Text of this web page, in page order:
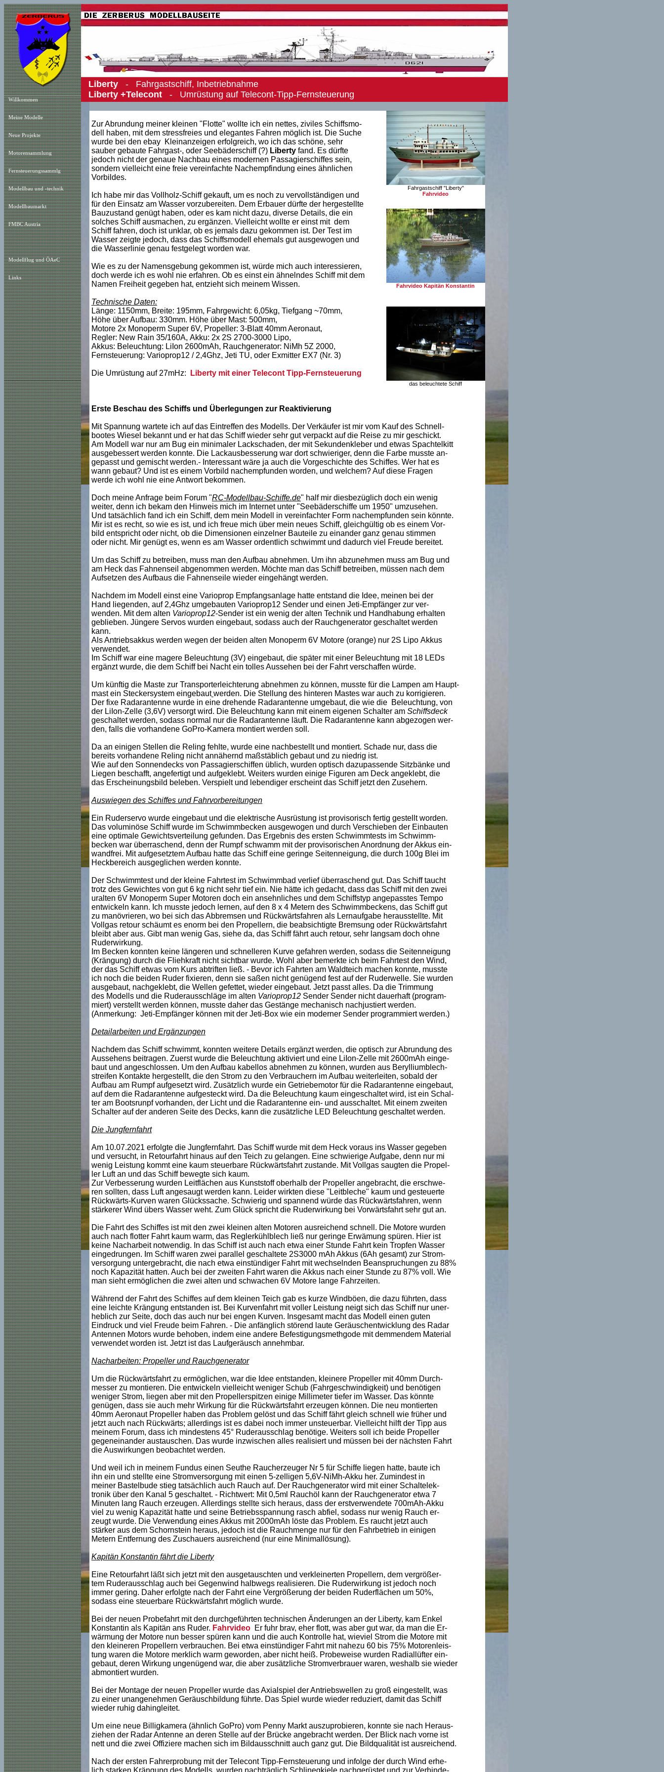
Willkommen
Meine Modelle
Neue Projekte
Motorensammlung
Fernsteuerungssammlg
Modellbau und -technik
Modellbaumarkt
FMBC Austria
Modellflug und ÖAeC
Links
Liberty - Fahrgastschiff, Inbetriebnahme
Liberty +Telecont - Umrüstung auf Telecont-Tipp-Fernsteuerung
Zur Abrundung meiner kleinen "Flotte" wollte ich ein nettes, ziviles Schiffsmo-
dell haben, mit dem stressfreies und elegantes Fahren möglich ist. Die Suche
wurde bei den ebay Kleinanzeigen erfolgreich, wo ich das schöne, sehr
sauber gebaute Fahrgast-, oder Seebäderschiff (?) Liberty fand. Es dürfte
jedoch nicht der genaue Nachbau eines modernen Passagierschiffes sein,
sondern vielleicht eine freie vereinfachte Nachempfindung eines ähnlichen
Vorbildes.
Ich habe mir das Vollholz-Schiff gekauft, um es noch zu vervollständigen und
für den Einsatz am Wasser vorzubereiten. Dem Erbauer dürfte der hergestellte
Bauzustand genügt haben, oder es kam nicht dazu, diverse Details, die ein
solches Schiff ausmachen, zu ergänzen. Vielleicht wollte er einst mit dem
Schiff fahren, doch ist unklar, ob es jemals dazu gekommen ist. Der Test im
Wasser zeigte jedoch, dass das Schiffsmodell ehemals gut ausgewogen und
die Wasserlinie genau festgelegt worden war.
Wie es zu der Namensgebung gekommen ist, würde mich auch interessieren,
doch werde ich es wohl nie erfahren. Ob es einst ein ähnelndes Schiff mit dem
Namen Freiheit gegeben hat, entzieht sich meinem Wissen.
Technische Daten:
Länge: 1150mm, Breite: 195mm, Fahrgewicht: 6,05kg, Tiefgang ~70mm,
Höhe über Aufbau: 330mm. Höhe über Mast: 500mm,
Motore 2x Monoperm Super 6V, Propeller: 3-Blatt 40mm Aeronaut,
Regler: New Rain 35/160A, Akku: 2x 2S 2700-3000 Lipo,
Akkus: Beleuchtung: LiIon 2600mAh, Rauchgenerator: NiMh 5Z 2000,
Fernsteuerung: Varioprop12 / 2,4Ghz, Jeti TU, oder Exmitter EX7 (Nr. 3)
Die Umrüstung auf 27mHz: Liberty mit einer Telecont Tipp-Fernsteuerung
Fahrgastschiff "Liberty"
Fahrvideo
Fahrvideo Kapitän Konstantin
das beleuchtete Schiff
Erste Beschau des Schiffs und Überlegungen zur Reaktivierung
Mit Spannung wartete ich auf das Eintreffen des Modells. Der Verkäufer ist mir vom Kauf des Schnell-
bootes Wiesel bekannt und er hat das Schiff wieder sehr gut verpackt auf die Reise zu mir geschickt.
Am Modell war nur am Bug ein minimaler Lackschaden, der mit Sekundenkleber und etwas Spachtelkitt
ausgebessert werden konnte. Die Lackausbesserung war dort schwieriger, denn die Farbe musste an-
gepasst und gemischt werden.- Interessant wäre ja auch die Vorgeschichte des Schiffes. Wer hat es
wann gebaut? Und ist es einem Vorbild nachempfunden worden, und welchem? Auf diese Fragen
werde ich wohl nie eine Antwort bekommen.
Doch meine Anfrage beim Forum "RC-Modellbau-Schiffe.de" half mir diesbezüglich doch ein wenig
weiter, denn ich bekam den Hinweis mich im Internet unter "Seebäderschiffe um 1950" umzusehen.
Und tatsächlich fand ich ein Schiff, dem mein Modell in vereinfachter Form nachempfunden sein könnte.
Mir ist es recht, so wie es ist, und ich freue mich über mein neues Schiff, gleichgültig ob es einem Vor-
bild entspricht oder nicht, ob die Dimensionen einzelner Bauteile zu einander ganz genau stimmen
oder nicht. Mir genügt es, wenn es am Wasser ordentlich schwimmt und dadurch viel Freude bereitet.
Um das Schiff zu betreiben, muss man den Aufbau abnehmen. Um ihn abzunehmen muss am Bug und
am Heck das Fahnenseil abgenommen werden. Möchte man das Schiff betreiben, müssen nach dem
Aufsetzen des Aufbaus die Fahnenseile wieder eingehängt werden.
Nachdem im Modell einst eine Varioprop Empfangsanlage hatte entstand die Idee, meinen bei der
Hand liegenden, auf 2,4Ghz umgebauten Varioprop12 Sender und einen Jeti-Empfänger zur ver-
wenden. Mit dem alten Varioprop12-Sender ist ein wenig der alten Technik und Handhabung erhalten
geblieben. Jüngere Servos wurden eingebaut, sodass auch der Rauchgenerator geschaltet werden
kann.
Als Antriebsakkus werden wegen der beiden alten Monoperm 6V Motore (orange) nur 2S Lipo Akkus
verwendet.
Im Schiff war eine magere Beleuchtung (3V) eingebaut, die später mit einer Beleuchtung mit 18 LEDs
ergänzt wurde, die dem Schiff bei Nacht ein tolles Aussehen bei der Fahrt verschaffen würde.
Um künftig die Maste zur Transporterleichterung abnehmen zu können, musste für die Lampen am Haupt-
mast ein Steckersystem eingebaut werden. Die Stellung des hinteren Mastes war auch zu korrigieren.
Der fixe Radarantenne wurde in eine drehende Radarantenne umgebaut, die wie die Beleuchtung, von
der LiIon-Zelle (3,6V) versorgt wird. Die Beleuchtung kann mit einem eigenen Schalter am Schiffsdeck
geschaltet werden, sodass normal nur die Radarantenne läuft. Die Radarantenne kann abgezogen wer-
den, falls die vorhandene GoPro-Kamera montiert werden soll.
Da an einigen Stellen die Reling fehlte, wurde eine nachbestellt und montiert. Schade nur, dass die
bereits vorhandene Reling nicht annähernd maßstäblich gebaut und zu niedrig ist.
Wie auf den Sonnendecks von Passagierschiffen üblich, wurden optisch dazupassende Sitzbänke und
Liegen beschafft, angefertigt und aufgeklebt. Weiters wurden einige Figuren am Deck angeklebt, die
das Erscheinungsbild beleben. Verspielt und lebendiger erscheint das Schiff jetzt den Zusehern.
Auswiegen des Schiffes und Fahrvorbereitungen
Ein Ruderservo wurde eingebaut und die elektrische Ausrüstung ist provisorisch fertig gestellt worden.
Das voluminöse Schiff wurde im Schwimmbecken ausgewogen und durch Verschieben der Einbauten
eine optimale Gewichtsverteilung gefunden. Das Ergebnis des ersten Schwimmtests im Schwimm-
becken war überraschend, denn der Rumpf schwamm mit der provisorischen Anordnung der Akkus ein-
wandfrei. Mit aufgesetztem Aufbau hatte das Schiff eine geringe Seitenneigung, die durch 100g Blei im
Heckbereich ausgeglichen werden konnte.
Der Schwimmtest und der kleine Fahrtest im Schwimmbad verlief überraschend gut. Das Schiff taucht
trotz des Gewichtes von gut 6 kg nicht sehr tief ein. Nie hätte ich gedacht, dass das Schiff mit den zwei
uralten 6V Monoperm Super Motoren doch ein ansehnliches und dem Schiffstyp angepasstes Tempo
entwickeln kann. Ich musste jedoch lernen, auf den 8 x 4 Metern des Schwimmbeckens, das Schiff gut
zu manövrieren, wo bei sich das Abbremsen und Rückwärtsfahren als Lernaufgabe herausstellte. Mit
Vollgas retour schäumt es enorm bei den Propellern, die beabsichtigte Bremsung oder Rückwärtsfahrt
bleibt aber aus. Gibt man wenig Gas, siehe da, das Schiff fährt auch retour, sehr langsam doch ohne
Ruderwirkung.
Im Becken konnten keine längeren und schnelleren Kurve gefahren werden, sodass die Seitenneigung
(Krängung) durch die Fliehkraft nicht sichtbar wurde. Wohl aber bemerkte ich beim Fahrtest den Wind,
der das Schiff etwas vom Kurs abtriften ließ. - Bevor ich Fahrten am Waldteich machen konnte, musste
ich noch die beiden Ruder fixieren, denn sie saßen nicht genügend fest auf der Ruderwelle. Sie wurden
ausgebaut, nachgeklebt, die Wellen gefettet, wieder eingebaut. Jetzt passt alles. Da die Trimmung
des Modells und die Ruderausschläge im alten Varioprop12 Sender Sender nicht dauerhaft (program-
miert) verstellt werden können, musste daher das Gestänge mechanisch nachjustiert werden.
(Anmerkung: Jeti-Empfänger können mit der Jeti-Box wie ein moderner Sender programmiert werden.)
Detailarbeiten und Ergänzungen
Nachdem das Schiff schwimmt, konnten weitere Details ergänzt werden, die optisch zur Abrundung des
Aussehens beitragen. Zuerst wurde die Beleuchtung aktiviert und eine LiIon-Zelle mit 2600mAh einge-
baut und angeschlossen. Um den Aufbau kabellos abnehmen zu können, wurden aus Berylliumblech-
streifen Kontakte hergestellt, die den Strom zu den Verbrauchern im Aufbau weiterleiten, sobald der
Aufbau am Rumpf aufgesetzt wird. Zusätzlich wurde ein Getriebemotor für die Radarantenne eingebaut,
auf dem die Radarantenne aufgesteckt wird. Da die Beleuchtung kaum eingeschaltet wird, ist ein Schal-
ter am Bootsrunpf vorhanden, der Licht und die Radarantenne ein- und ausschaltet. Mit einem zweiten
Schalter auf der anderen Seite des Decks, kann die zusätzliche LED Beleuchtung geschaltet werden.
Die Jungfernfahrt
Am 10.07.2021 erfolgte die Jungfernfahrt. Das Schiff wurde mit dem Heck voraus ins Wasser gegeben
und versucht, in Retourfahrt hinaus auf den Teich zu gelangen. Eine schwierige Aufgabe, denn nur mi
wenig Leistung kommt eine kaum steuerbare Rückwärtsfahrt zustande. Mit Vollgas saugten die Propel-
ler Luft an und das Schiff bewegte sich kaum.
Zur Verbesserung wurden Leitflächen aus Kunststoff oberhalb der Propeller angebracht, die erschwe-
ren sollten, dass Luft angesaugt werden kann. Leider wirkten diese "Leitbleche" kaum und gesteuerte
Rückwärts-Kurven waren Glückssache. Schwierig und spannend würde das Rückwärtsfahren, wenn
stärkerer Wind übers Wasser weht. Zum Glück spricht die Ruderwirkung bei Vorwärtsfahrt sehr gut an.
Die Fahrt des Schiffes ist mit den zwei kleinen alten Motoren ausreichend schnell. Die Motore wurden
auch nach flotter Fahrt kaum warm, das Reglerkühlblech ließ nur geringe Erwämung spüren. Hier ist
keine Nacharbeit notwendig. In das Schiff ist auch nach etwa einer Stunde Fahrt kein Tropfen Wasser
eingedrungen. Im Schiff waren zwei parallel geschaltete 2S3000 mAh Akkus (6Ah gesamt) zur Strom-
versorgung untergebracht, die nach etwa einstündiger Fahrt mit wechselnden Beanspruchungen zu 88%
noch Kapazität hatten. Auch bei der zweiten Fahrt waren die Akkus nach einer Stunde zu 87% voll. Wie
man sieht ermöglichen die zwei alten und schwachen 6V Motore lange Fahrzeiten.
Während der Fahrt des Schiffes auf dem kleinen Teich gab es kurze Windböen, die dazu führten, dass
eine leichte Krängung entstanden ist. Bei Kurvenfahrt mit voller Leistung neigt sich das Schiff nur uner-
heblich zur Seite, doch das auch nur bei engen Kurven. Insgesamt macht das Modell einen guten
Eindruck und viel Freude beim Fahren. - Die anfänglich störend laute Geräuschentwicklung des Radar
Antennen Motors wurde behoben, indem eine andere Befestigungsmethgode mit demmendem Material
verwendet worden ist. Jetzt ist das Laufgeräusch annehmbar.
Nacharbeiten: Propeller und Rauchgenerator
Um die Rückwärtsfahrt zu ermöglichen, war die Idee entstanden, kleinere Propeller mit 40mm Durch-
messer zu montieren. Die entwickeln vielleicht weniger Schub (Fahrgeschwindigkeit) und benötigen
weniger Strom, liegen aber mit den Propellerspitzen einige Millimeter tiefer im Wasser. Das könnte
genügen, dass sie auch mehr Wirkung für die Rückwärtsfahrt erzeugen können. Die neu montierten
40mm Aeronaut Propeller haben das Problem gelöst und das Schiff fährt gleich schnell wie früher und
jetzt auch nach Rückwärts; allerdings ist es dabei noch immer unsteuerbar. Vielleicht hilft der Tipp aus
meinem Forum, dass ich mindestens 45° Ruderausschlag benötige. Weiters soll ich beide Propeller
gegeneinander austauschen. Das wurde inzwischen alles realisiert und müssen bei der nächsten Fahrt
die Auswirkungen beobachtet werden.
Und weil ich in meinem Fundus einen Seuthe Raucherzeuger Nr 5 für Schiffe liegen hatte, baute ich
ihn ein und stellte eine Stromversorgung mit einen 5-zelligen 5,6V-NiMh-Akku her. Zumindest in
meiner Bastelbude stieg tatsächlich auch Rauch auf. Der Rauchgenerator wird mit einer Schaltelek-
tronik über den Kanal 5 geschaltet. - Richtwert: Mit 0,5ml Rauchöl kann der Rauchgenerator etwa 7
Minuten lang Rauch erzeugen. Allerdings stellte sich heraus, dass der erstverwendete 700mAh-Akku
viel zu wenig Kapazität hatte und seine Betriebsspannung rasch abfiel, sodass nur wenig Rauch er-
zeugt wurde. Die Verwendung eines Akkus mit 2000mAh löste das Problem. Es raucht jetzt auch
stärker aus dem Schornstein heraus, jedoch ist die Rauchmenge nur für den Fahrbetrieb in einigen
Metern Entfernung des Zuschauers ausreichend (nur eine Minimallösung).
Kapitän Konstantin fährt die Liberty
Eine Retourfahrt läßt sich jetzt mit den ausgetauschten und verkleinerten Propellern, dem vergrößer-
tem Ruderausschlag auch bei Gegenwind halbwegs realisieren. Die Ruderwirkung ist jedoch noch
immer gering. Daher erfolgte nach der Fahrt eine Vergrößerung der beiden Ruderflächen um 50%,
sodass eine steuerbare Rückwärtsfahrt möglich wurde.
Bei der neuen Probefahrt mit den durchgeführten technischen Änderungen an der Liberty, kam Enkel
Konstantin als Kapitän ans Ruder. Fahrvideo Er fuhr brav, eher flott, was aber gut war, da man die Er-
wärmung der Motore nun besser spüren kann und die auch Kontrolle hat, wieviel Strom die Motore mit
den kleineren Propellern verbrauchen. Bei etwa einstündiger Fahrt mit nahezu 60 bis 75% Motorenleis-
tung waren die Motore merklich warm geworden, aber nicht heiß. Probeweise wurden Radiallüfter ein-
gebaut, deren Wirkung ungenügend war, die aber zusätzliche Stromverbrauer waren, weshalb sie wieder
abmontiert wurden.
Bei der Montage der neuen Propeller wurde das Axialspiel der Antriebswellen zu groß eingestellt, was
zu einer unangenehmen Geräuschbildung führte. Das Spiel wurde wieder reduziert, damit das Schiff
wieder ruhig dahingleitet.
Um eine neue Billigkamera (ähnlich GoPro) vom Penny Markt auszuprobieren, konnte sie nach Heraus-
ziehen der Radar Antenne an deren Stelle auf der Brücke angebracht werden. Der Blick nach vorne ist
nett und die zwei Offiziere machen sich im Bildausschnitt auch ganz gut. Die Bildqualität ist ausreichend.
Nach der ersten Fahrerprobung mit der Telecont Tipp-Fernsteuerung und infolge der durch Wind erhe-
lich starken Krängung des Modells, wurden nachträglich Schlinegkiele nachgerüstet und zur Verhinde-